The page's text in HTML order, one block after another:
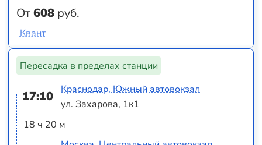
От608 руб.
Квант
Пересадка в пределах станции
17:10
18 ч 20 м
Краснодар, Южный автовокзал
ул. Захарова, 1к1